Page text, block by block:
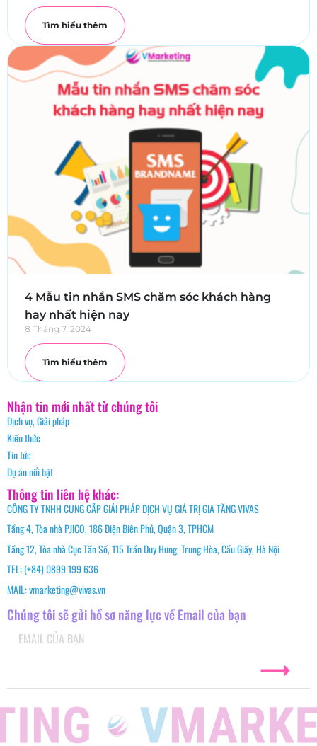
Tìm hiểu thêm
4 Mẫu tin nhắn SMS chăm sóc khách hàng
hay nhất hiện nay
8 Tháng 7, 2024
Tìm hiểu thêm
Nhận tin mới nhất từ chúng tôi
Dịch vụ, Giải pháp
Kiến thức
Tin tức
Dự án nổi bật
Thông tin liên hệ khác:
CÔNG TY TNHH CUNG CẤP GIẢI PHÁP DỊCH VỤ GIÁ TRỊ GIA TĂNG VIVAS
Tầng 4, Tòa nhà PJICO, 186 Điện Biên Phủ, Quận 3, TPHCM
Tầng 12, Tòa nhà Cục Tần Số, 115 Trần Duy Hưng, Trung Hòa, Cầu Giấy, Hà Nội
TEL: (+84) 0899 199 636
MAIL: vmarketing@vivas.vn
Chúng tôi sẽ gửi hồ sơ năng lực về Email của bạn